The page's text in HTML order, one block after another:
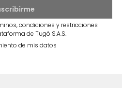
condiciones y restricciones
de Tugó S.A.S.
de mis datos